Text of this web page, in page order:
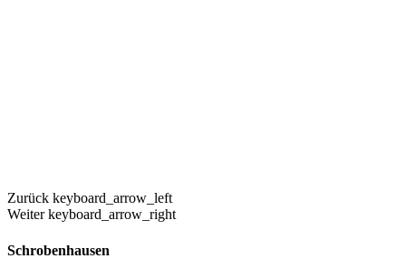
Zurück keyboard_arrow_left
Weiter keyboard_arrow_right
Schrobenhausen